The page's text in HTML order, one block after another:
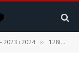
2023 i 2024 » 128th Boston Marathon – 15.04.2024 r. [1 część – Podróż, Expo, Fan Fest]